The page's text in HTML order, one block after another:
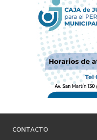
CONTACTO